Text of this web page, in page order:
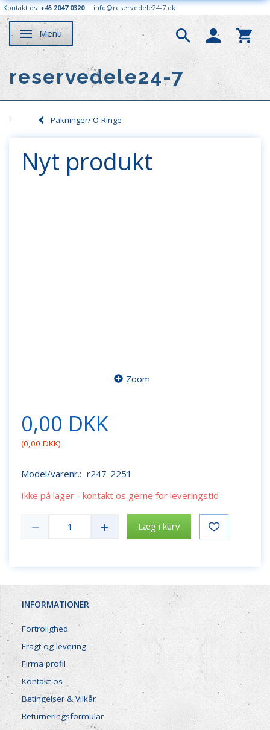
Kontakt os: +45 2047 0320 info@reservedele24-7.dk
Skifte navigation
Menu
reservedele24-7
Pakninger/ O-Ringe
Nyt produkt
Zoom
0,00 DKK
(0,00 DKK)
Model/varenr.: r247-2251
Ikke på lager - kontakt os gerne for leveringstid
Læg i kurv
INFORMATIONER
Fortrolighed
Fragt og levering
Firma profil
Kontakt os
Betingelser & Vilkår
Returneringsformular